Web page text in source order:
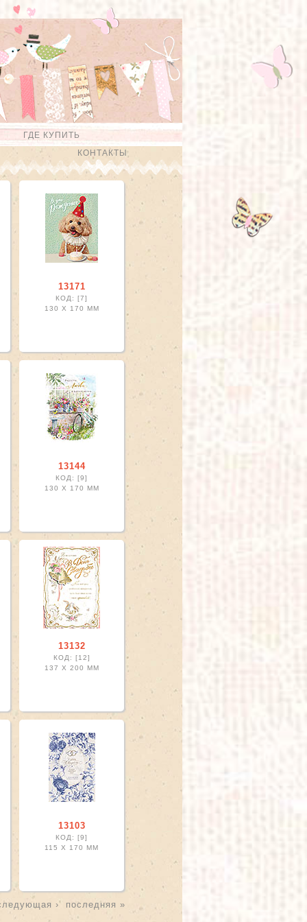
ГДЕ КУПИТЬ
КОНТАКТЫ
13171
КОД: [7]
130 X
170 ММ
13144
КОД: [9]
130 X
170 ММ
13132
КОД: [12]
137 X 200 ММ
13103
КОД: [9]
115 X 170 ММ
› последняя »